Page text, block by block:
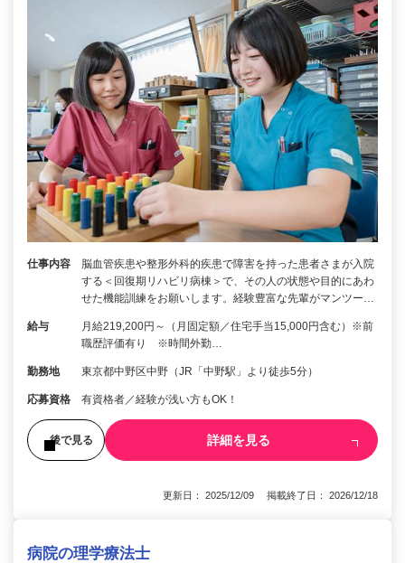
仕事内容
脳⾎管疾患や整形外科的疾患で障害を持った患者さまが入院
する＜回復期リハビリ病棟＞で、その人の状態や目的にあわ
せた機能訓練をお願いします。経験豊富な先輩がマンツー…
給与
月給219,200円～（月固定額／住宅手当15,000円含む）※前
職歴評価有り ※時間外勤…
勤務地 東京都中野区中野（JR「中野駅」より徒歩5分）
応募資格 有資格者／経験が浅い方もOK！
後で見る 詳細を見る
更新日： 2025/12/09 掲載終了日： 2026/12/18
病院の理学療法士